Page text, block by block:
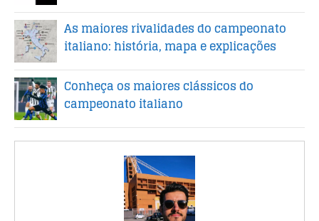
As maiores rivalidades do campeonato
italiano: história, mapa e explicações
Conheça os maiores clássicos do
campeonato italiano